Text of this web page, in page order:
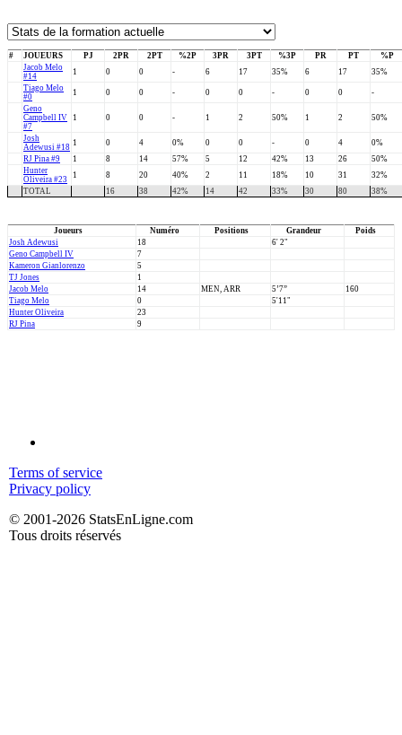
# JOUEURS PJ 2PR 2PT %2P 3PR 3PT %3P PR PT
%P
Jacob Melo
#14
1 0 0 - 6 17 35% 6 17
35%
Tiago Melo
#0
1 0 0 - 0 0 - 0 0
-
Geno
Campbell IV
#7
1 0 0 - 1 2 50% 1 2 50%
Josh
Adewusi #18 1 0 4 0% 0 0 - 0 4
0%
RJ Pina #9
1 8 14 57% 5 12 42% 13 26
50%
Hunter
Oliveira #23
1 8 20 40% 2 11 18% 10 31
32%
TOTAL
16 38 42% 14 42 33% 30 80 38%
Joueurs Numéro Positions Grandeur
Poids
Josh Adewusi
18
6' 2"
Geno Campbell IV
7
Kameron Gianlorenzo
5
TJ Jones
1
Jacob Melo
14 MEN, ARR 5’7”
160
Tiago Melo
0
5'11"
Hunter Oliveira
23
RJ Pina
9
Terms of service
Privacy policy
© 2001-2026 StatsEnLigne.com
Tous droits réservés